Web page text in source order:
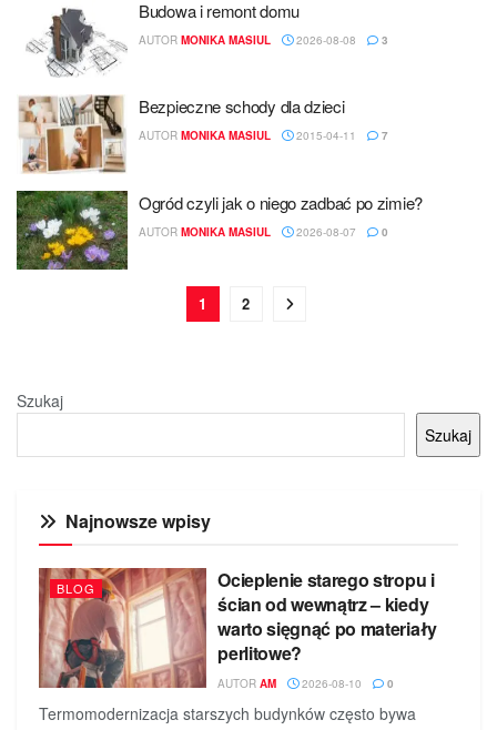
Budowa i remont domu
AUTOR MONIKA MASIUL 2026-08-08 3
Bezpieczne schody dla dzieci
AUTOR MONIKA MASIUL 2015-04-11 7
Ogród czyli jak o niego zadbać po zimie?
AUTOR MONIKA MASIUL 2026-08-07 0
1 2
Szukaj
Szukaj
Najnowsze wpisy
BLOG
Ocieplenie starego stropu i
ścian od wewnątrz – kiedy
warto sięgnąć po materiały
perlitowe?
AUTOR AM 2026-08-10 0
Termomodernizacja starszych budynków często bywa